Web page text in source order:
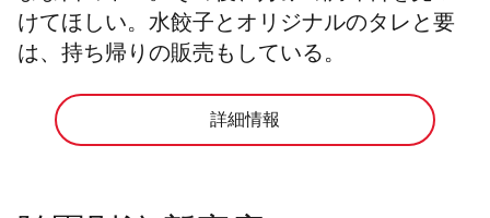
けてほしい。水餃子とオリジナルのタレと要
は、持ち帰りの販売もしている。
詳細情報